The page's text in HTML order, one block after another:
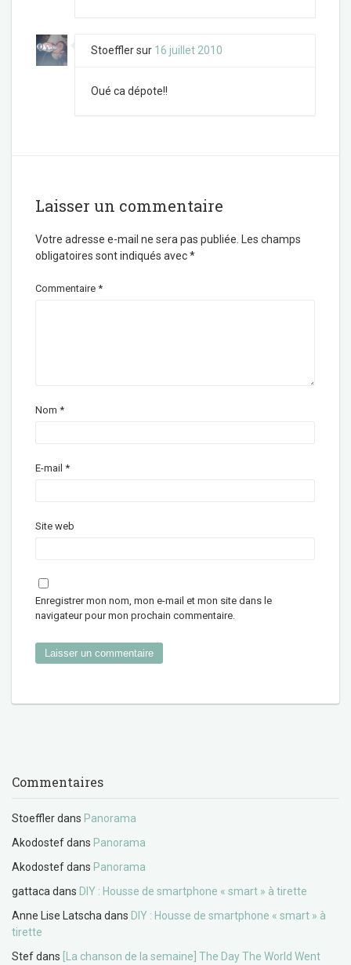
Stoefflersur 16 juillet 2010
Oué ca dépote!!
Laisser un commentaire
Votre adresse e-mail ne sera pas publiée.
Les champs
obligatoires sont indiqués avec*
Commentaire *
Nom *
E-mail *
Site web
Enregistrer mon nom, mon e-mail et mon site dans le
navigateur pour mon prochain commentaire.
Commentaires
Stoefflerdans Panorama
Akodostefdans Panorama
Akodostefdans Panorama
gattaca dans DIY : Housse de smartphone « smart » à tirette
Anne Lise Latscha dans DIY : Housse de smartphone « smart » à
tirette
Stefdans
[La chanson de la semaine] The Day The World Went